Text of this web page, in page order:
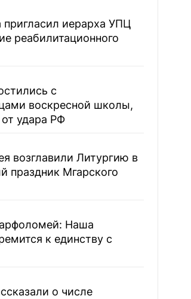
иерарха УПЦ
реабилитационного
с
воскресной школы,
удара РФ
возглавили Литургию в
праздник Мгарского
Наша
к единству с
о числе